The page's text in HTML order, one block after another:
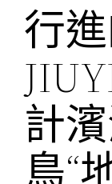
行
計
鳥“